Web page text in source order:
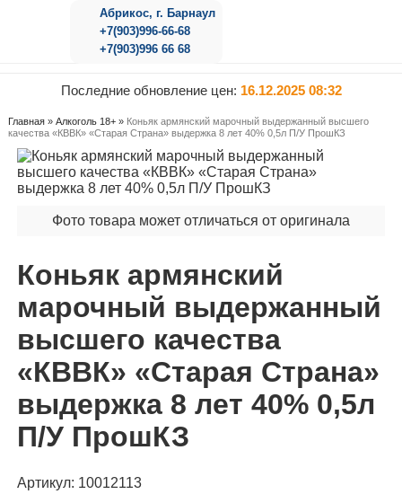
Абрикос, г. Барнаул
+7(903)996-66-68
+7(903)996 66 68
Последние обновление цен: 16.12.2025 08:32
Главная» Алкоголь 18+» Коньяк армянский марочный выдержанный высшего
качества «КВВК» «Старая Страна» выдержка 8 лет 40% 0,5л П/У ПрошКЗ
Фото товара может отличаться от оригинала
Коньяк армянский
марочный выдержанный
высшего качества
«КВВК» «Старая Страна»
выдержка 8 лет 40% 0,5л
П/У ПрошКЗ
Артикул: 10012113